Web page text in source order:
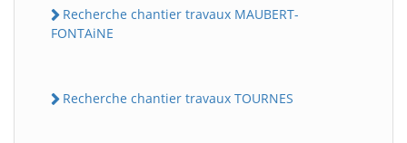
Recherche chantier travaux MAUBERT-
FONTAiNE
Recherche chantier travaux TOURNES